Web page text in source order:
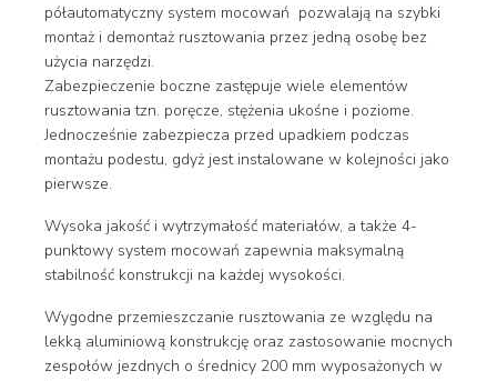
półautomatyczny system mocowań pozwalają na szybki
montaż i demontaż rusztowania przez jedną osobę bez
użycia narzędzi.
Zabezpieczenie boczne zastępuje wiele elementów
rusztowania tzn. poręcze, stężenia ukośne i poziome.
Jednocześnie zabezpiecza przed upadkiem podczas
montażu podestu, gdyż jest instalowane w kolejności jako
pierwsze.
Wysoka jakość i wytrzymałość materiałów, a także 4-
punktowy system mocowań zapewnia maksymalną
stabilność konstrukcji na każdej wysokości.
Wygodne przemieszczanie rusztowania ze względu na
lekką aluminiową konstrukcję oraz zastosowanie mocnych
zespołów jezdnych o średnicy 200 mm wyposażonych w